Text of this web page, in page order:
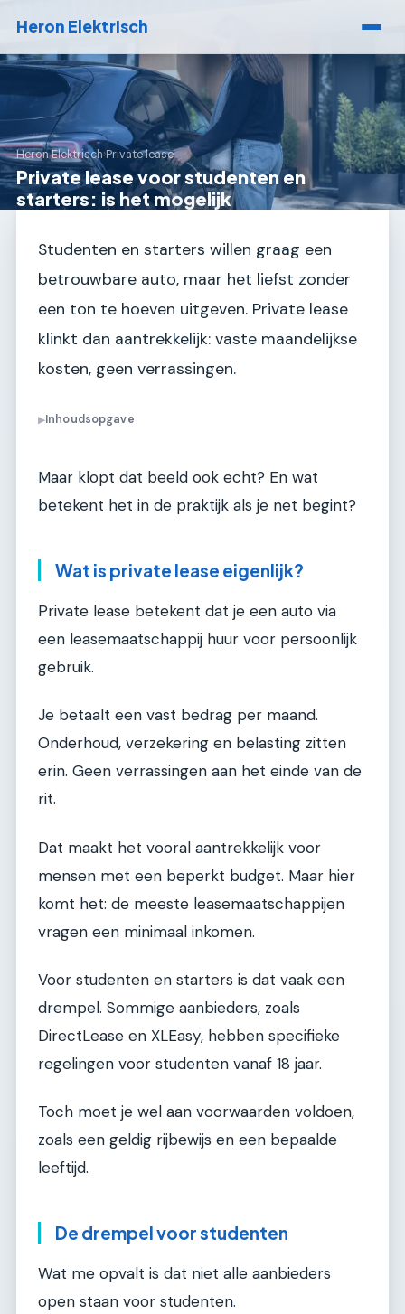
Heron Elektrisch
Heron Elektrisch›Private lease
Private lease voor studenten en
starters: is het mogelijk
Studenten en starters willen graag een
betrouwbare auto, maar het liefst zonder
een ton te hoeven uitgeven. Private lease
klinkt dan aantrekkelijk: vaste maandelijkse
kosten, geen verrassingen.
▶Inhoudsopgave
Maar klopt dat beeld ook echt? En wat
betekent het in de praktijk als je net begint?
Wat is private lease eigenlijk?
Private lease betekent dat je een auto via
een leasemaatschappij huur voor persoonlijk
gebruik.
Je betaalt een vast bedrag per maand.
Onderhoud, verzekering en belasting zitten
erin. Geen verrassingen aan het einde van de
rit.
Dat maakt het vooral aantrekkelijk voor
mensen met een beperkt budget. Maar hier
komt het: de meeste leasemaatschappijen
vragen een minimaal inkomen.
Voor studenten en starters is dat vaak een
drempel. Sommige aanbieders, zoals
DirectLease en XLEasy, hebben specifieke
regelingen voor studenten vanaf 18 jaar.
Toch moet je wel aan voorwaarden voldoen,
zoals een geldig rijbewijs en een bepaalde
leeftijd.
De drempel voor studenten
Wat me opvalt is dat niet alle aanbieders
open staan voor studenten.